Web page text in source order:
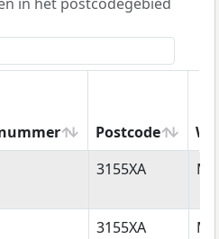
Postcode
Postcode
3155XA
3155XA